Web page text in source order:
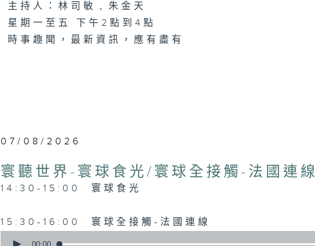
主持人：林司敏﹑朱金天
星期一至五 下午2點到4點
時事趣聞，最新資訊，應有盡有
07/08/2026
寰聽世界-寰球食光/寰球全接觸-法國連線
14:30-15:00 寰球食光
15:30-16:00 寰球全接觸-法國連線
00:00